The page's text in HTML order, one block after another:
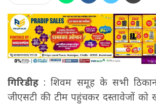
गिरिडीह : शिवम समूह के सभी
जीएसटी की टीम पहुंचकर दस्तावेजों को